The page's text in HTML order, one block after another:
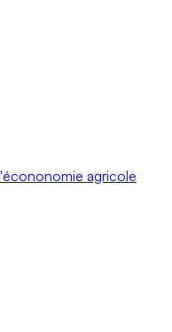
agricole